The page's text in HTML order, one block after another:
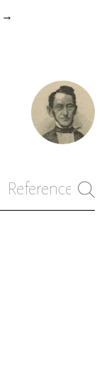
→
References